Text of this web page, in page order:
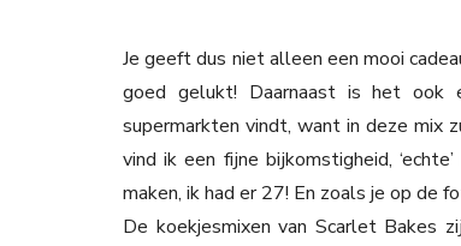
Je geeft dus niet alleen een mooi
goed gelukt! Daarnaast is het ook
supermarkten vindt, want in deze mix
vind ik een fijne bijkomstigheid,
maken, ik had er 27! En zoals je op de
De koekjesmixen van Scarlet Bakes